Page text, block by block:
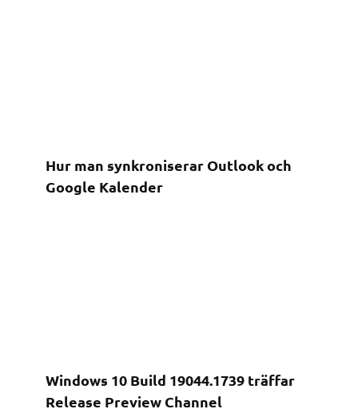
Hur man synkroniserar Outlook och
Google Kalender
Windows 10 Build 19044.1739 träffar
Release Preview Channel